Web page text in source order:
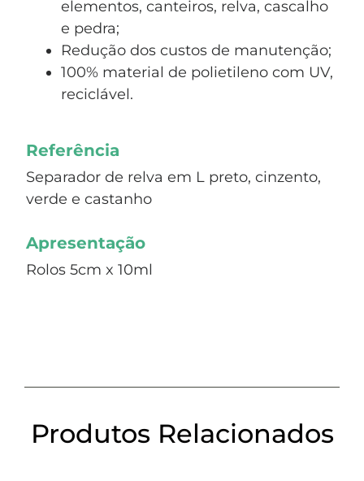
elementos, canteiros, relva, cascalho
e pedra;
Redução dos custos de manutenção;
100% material de polietileno com UV,
reciclável.
Referência
Separador de relva em L preto, cinzento,
verde e castanho
Apresentação
Rolos 5cm x 10ml
Produtos Relacionados